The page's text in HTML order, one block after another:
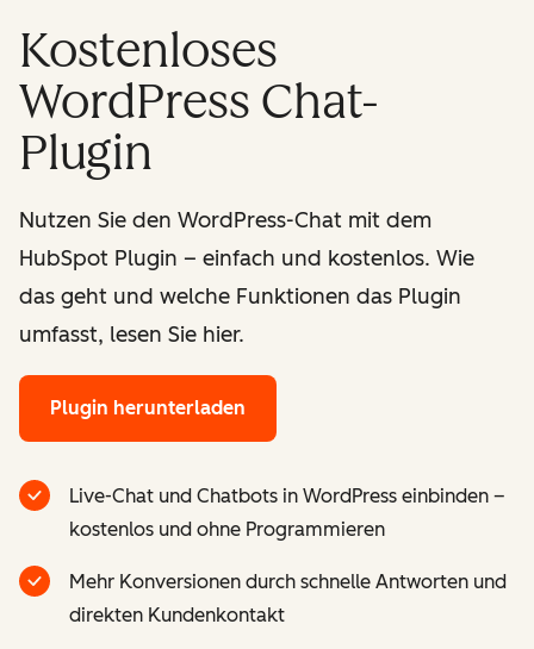
Kostenloses
WordPress Chat-
Plugin
Nutzen Sie den WordPress-Chat mit dem
HubSpot Plugin – einfach und kostenlos. Wie
das geht und welche Funktionen das Plugin
umfasst, lesen Sie hier.
Plugin herunterladen
Live-Chat und Chatbots in WordPress einbinden –
kostenlos und ohne Programmieren
Mehr Konversionen durch schnelle Antworten und
direkten Kundenkontakt